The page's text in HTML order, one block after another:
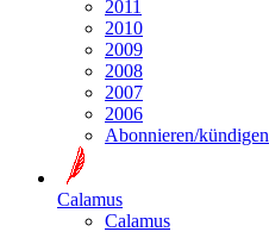
2011
2010
2009
2008
2007
2006
Abonnieren/kündigen
Calamus
Calamus